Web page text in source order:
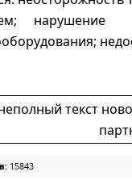
нарушение
текст
15843